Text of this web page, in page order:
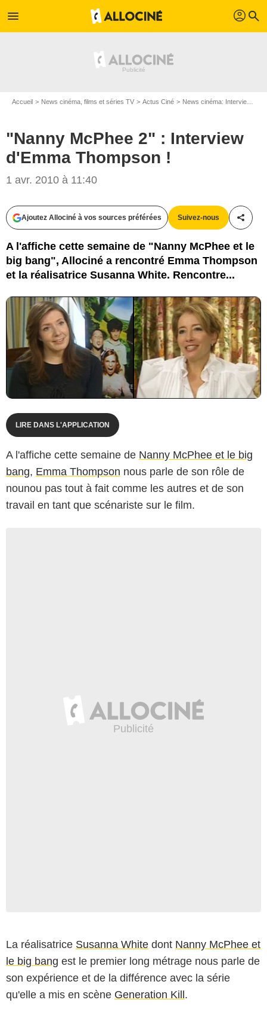
menu profil search
Accueil News cinéma, films et séries TV Actus Ciné News cinéma: Interviews
"Nanny McPhee 2" : Interview
d'Emma Thompson !
1 avr. 2010 à 11:40
Ajoutez Allociné à vos sources préférées Suivez-nous
A l'affiche cette semaine de "Nanny McPhee et le
big bang", Allociné a rencontré Emma Thompson
et la réalisatrice Susanna White. Rencontre...
LIRE DANS L'APPLICATION
A l'affiche cette semaine de Nanny McPhee et le big
bang, Emma Thompson nous parle de son rôle de
nounou pas tout à fait comme les autres et de son
travail en tant que scénariste sur le film.
La réalisatrice Susanna White dont Nanny McPhee et
le big bang est le premier long métrage nous parle de
son expérience et de la différence avec la série
qu'elle a mis en scène Generation Kill.